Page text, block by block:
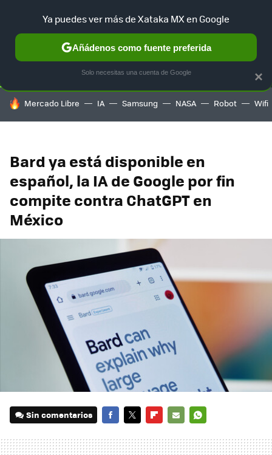
SELECCIÓN GAMING HOME AUTO TERRITORIO
HOY SE HABLA DE
Mercado Libre IA Samsung NASA Robot Wifi
Bard ya está disponible en
español, la IA de Google por fin
compite contra ChatGPT en
México
Sin comentarios
MAIL
×
Ya puedes ver más de Xataka MX en Google
Añádenos como fuente preferida
Solo necesitas una cuenta de Google